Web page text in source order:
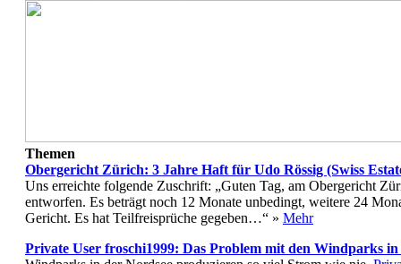
Themen
Obergericht Zürich: 3 Jahre Haft für Udo Rössig (Swiss
Uns erreichte folgende Zuschrift: „Guten Tag, am Obergericht
entworfen. Es beträgt noch 12 Monate unbedingt, weitere 24
Gericht. Es hat Teilfreisprüche gegeben…“ » Mehr
Private User froschi1999: Das Problem mit den Windparks